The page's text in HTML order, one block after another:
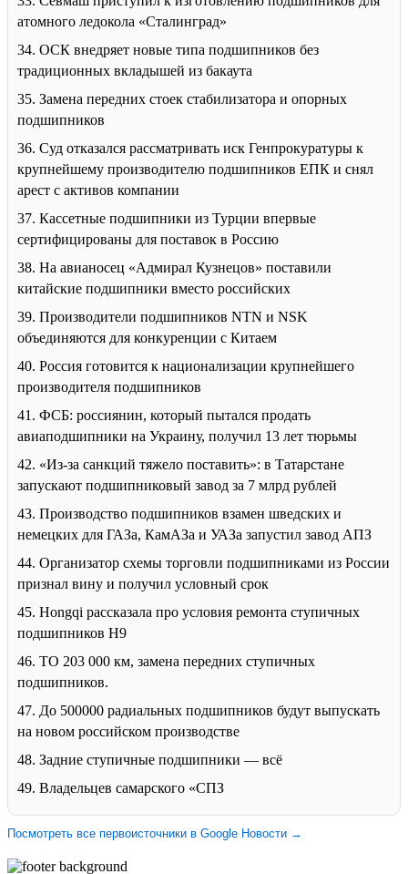
атомного ледокола «Сталинград»
34. ОСК внедряет новые типа подшипников без
традиционных вкладышей из бакаута
35. Замена передних стоек стабилизатора и опорных
подшипников
36. Суд отказался рассматривать иск Генпрокуратуры к
крупнейшему производителю подшипников ЕПК и снял
арест с активов компании
37. Кассетные подшипники из Турции впервые
сертифицированы для поставок в Россию
38. На авианосец «Адмирал Кузнецов» поставили
китайские подшипники вместо российских
39. Производители подшипников NTN и NSK
объединяются для конкуренции с Китаем
40. Россия готовится к национализации крупнейшего
производителя подшипников
41. ФСБ: россиянин, который пытался продать
авиаподшипники на Украину, получил 13 лет тюрьмы
42. «Из-за санкций тяжело поставить»: в Татарстане
запускают подшипниковый завод за 7 млрд рублей
43. Производство подшипников взамен шведских и
немецких для ГАЗа, КамАЗа и УАЗа запустил завод АПЗ
44. Организатор схемы торговли подшипниками из России
признал вину и получил условный срок
45. Hongqi рассказала про условия ремонта ступичных
подшипников H9
46. ТО 203 000 км, замена передних ступичных
подшипников.
47. До 500000 радиальных подшипников будут выпускать
на новом российском производстве
48. Задние ступичные подшипники — всё
49. Владельцев самарского «СПЗ
Посмотреть все первоисточники в Google Новости →